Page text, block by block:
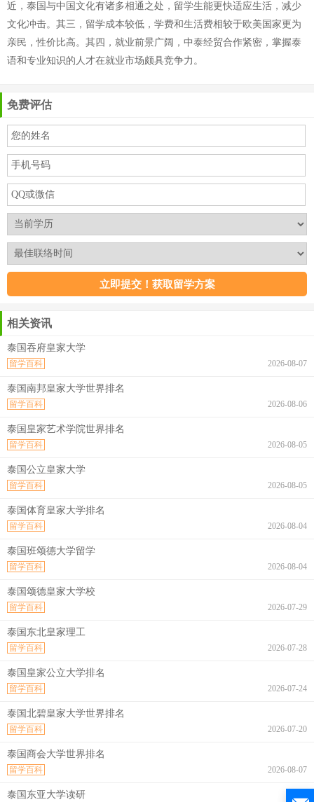
近，泰国与中国文化有诸多相通之处，留学生能更快适应生活，减少
文化冲击。其三，留学成本较低，学费和生活费相较于欧美国家更为
亲民，性价比高。其四，就业前景广阔，中泰经贸合作紧密，掌握泰
语和专业知识的人才在就业市场颇具竞争力。
免费评估
相关资讯
泰国吞府皇家大学
2026-08-07
留学百科
泰国南邦皇家大学世界排名
2026-08-06
留学百科
泰国皇家艺术学院世界排名
2026-08-05
留学百科
泰国公立皇家大学
2026-08-05
留学百科
泰国体育皇家大学排名
2026-08-04
留学百科
泰国班颂德大学留学
2026-08-04
留学百科
泰国颂德皇家大学校
2026-07-29
留学百科
泰国东北皇家理工
2026-07-28
留学百科
泰国皇家公立大学排名
2026-07-24
留学百科
泰国北碧皇家大学世界排名
2026-07-20
留学百科
泰国商会大学世界排名
2026-08-07
留学百科
泰国东亚大学读研